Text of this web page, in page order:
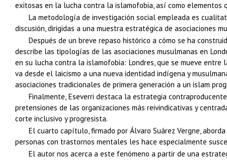
exitosas en la lucha contra la islamofobia, así como elementos
La metodología de investigación social empleada es
discusión, dirigidas a una muestra estratégica de asociaciones
Después de un breve repaso histórico a cómo se ha
describe las tipologías de las asociaciones musulmanas en
en su lucha contra la islamofobia: Londres, que se mueve
va desde el laicismo a una nueva identidad indígena y
asociaciones tradicionales de primera generación a un islam
Finalmente, Eseverri destaca la estrategia
pretensiones de las organizaciones más reivindicativas y
corte inclusivo y progresista.
El cuarto capítulo, firmado por Álvaro Suárez Vergne,
personas con trastornos mentales les hace especialmente
El autor nos acerca a este fenómeno a partir de una